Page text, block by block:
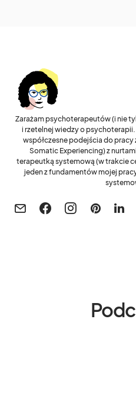
Zarażam psychoterapeutów (i nie
i rzetelnej wiedzy o
współczesne podejścia do pracy
Somatic Experiencing) z
terapeutką systemową (w trakcie
jeden z fundamentów mojej